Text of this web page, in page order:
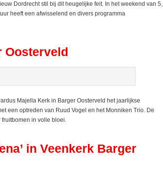
Dordrecht stil bij dit heugelijke feit. In het weekend van 5,
heeft een afwisselend en divers programma
Oosterveld
Majella Kerk in Barger Oosterveld het jaarlijkse
een optreden van Ruud Vogel en het Monniken Trio. De
in volle bloei.
in Veenkerk Barger